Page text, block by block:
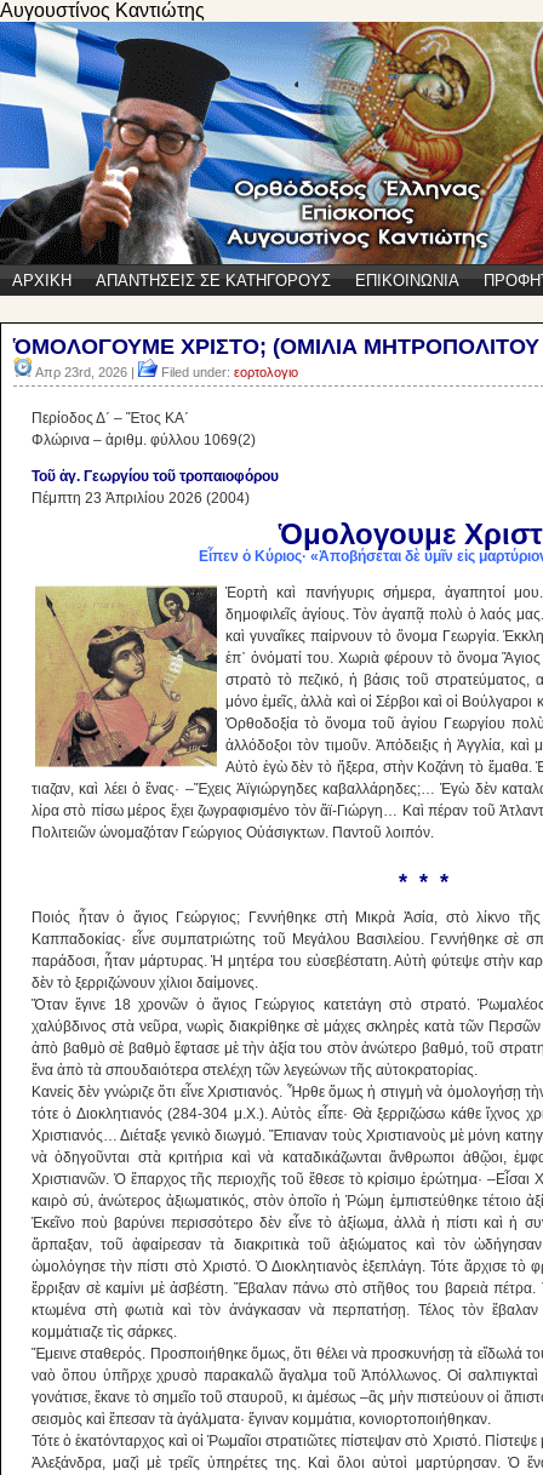
Αυγουστίνος Καντιώτης
ΑΡΧΙΚΗ ΑΠΑΝΤΗΣΕΙΣ ΣΕ ΚΑΤΗΓΟΡΟΥΣ ΕΠΙΚΟΙΝΩΝΙΑ
ὉΜΟΛΟΓΟΥΜΕ ΧΡΙΣΤΟ; (ΟΜΙΛΙΑ ΜΗΤΡΟΠΟΛΙΤΟΥ
Απρ 23rd, 2026 | Filed under: εορτολογιο
Περίοδος Δ΄ – Ἔτος ΚΑ΄
Φλώρινα – ἀριθμ. φύλλου 1069(2)
Τοῦ ἁγ. Γεωργίου τοῦ τροπαιοφόρου
Πέμπτη 23 Ἀπριλίου 2026 (2004)
Ὁμολογουμε
Εἶπεν ὁ Κύριος· «Ἀποβήσεται δὲ ὑμῖν εἰς
Ἑορτὴ καὶ πανήγυρις σήμερα, ἀγαπητοί
δημοφιλεῖς ἁγίους. Τὸν ἀγαπᾷ πολὺ ὁ λαός
καὶ γυναῖκες παίρνουν τὸ ὄνομα Γεωργία.
ἐπ᾿ ὀνόματί του. Χωριὰ φέρουν τὸ ὄνομα
στρατὸ τὸ πεζικό, ἡ βάσις τοῦ στρατεύματος,
μόνο ἐμεῖς, ἀλλὰ καὶ οἱ Σέρβοι καὶ οἱ
Ὀρ­θοδοξία τὸ ὄνομα τοῦ ἁγίου Γεωργίου πολὺ
ἀλλό­δοξοι τὸν τιμοῦν. Ἀπόδειξις ἡ Ἀγγλία, καὶ
Αὐτὸ ἐγὼ δὲν τὸ ἤξερα, στὴν Κοζάνη τὸ
τιαζαν, καὶ λέει ὁ ἕνας· –Ἔχεις Ἁϊγιώργηδες καβαλλάρηδες;… Ἐγὼ δὲν
λίρα στὸ πίσω μέ­ρος ἔχει ζωγραφισμένο τὸν ἅϊ-Γιώργη… Καὶ πέραν τοῦ
Πολιτειῶν ὠνομαζόταν Γεώρ­γιος Οὐάσιγκτων. Παντοῦ λοιπόν.
* * *
Ποιός ἦταν ὁ ἅγιος Γεώργιος; Γεννήθηκε στὴ Μικρὰ Ἀσία, στὸ λίκνο
Καππαδοκίας· εἶνε συμπατριώτης τοῦ Μεγάλου Βασιλείου. Γεννήθηκε σὲ
παράδοσι, ἦταν μάρτυρας. Ἡ μητέρα του εὐσεβέστατη. Αὐτὴ φύτεψε στὴν
δὲν τὸ ξερριζώνουν χίλιοι δαίμονες.
Ὅταν ἔγινε 18 χρονῶν ὁ ἅγιος Γεώργιος κα­τετάγη στὸ στρατό.
χαλύβδινος στὰ νεῦ­ρα, νωρὶς διακρίθηκε σὲ μάχες σκληρὲς κατὰ τῶν
ἀπὸ βαθμὸ σὲ βαθμὸ ἔφτασε μὲ τὴν ἀξία του στὸν ἀνώτερο βαθμό, τοῦ
ἕνα ἀπὸ τὰ σπουδαιότερα στελέχη τῶν λεγεώνων τῆς αὐτοκρατορίας.
Κανείς δὲν γνώριζε ὅτι εἶνε Χριστιανός. Ἦρ­θε ὅμως ἡ στιγμὴ νὰ ὁμολογήσῃ
τότε ὁ Διοκλητιανός (284-304 μ.Χ.). Αὐτὸς εἶπε· Θὰ ξερριζώσω κάθε ἴχνος
Χριστιανός… Διέταξε γενικὸ διωγμό. Ἔπιαναν τοὺς Χριστιανοὺς μὲ μόνη
νὰ ὁδηγοῦνται στὰ κριτήρια καὶ νὰ καταδικάζων­ται ἄνθρωποι ἀθῷοι,
Χριστιανῶν. Ὁ ἔπαρχος τῆς περιοχῆς τοῦ ἔθεσε τὸ κρίσιμο ἐρώτημα· –Εἶσαι
καιρὸ σύ, ἀνώτερος ἀξιωματικός, στὸν ὁποῖο ἡ Ῥώμη ἐμπιστεύθηκε τέτοιο
Ἐκεῖνο ποὺ βαρύνει περισσότερο δὲν εἶνε τὸ ἀξίωμα, ἀλ­λὰ ἡ πίστι καὶ ἡ
ἅρπαξαν, τοῦ ἀφαίρεσαν τὰ διακριτικὰ τοῦ ἀξιώματος καὶ τὸν
ὡμολόγησε τὴν πίστι στὸ Χριστό. Ὁ Διοκλητιανὸς ἐξεπλάγη. Τότε ἄρχισε τὸ
ἔρριξαν σὲ καμίνι μὲ ἀσβέ­στη. Ἔβαλαν πάνω στὸ στῆθος του βαρειὰ
κτωμένα στὴ φωτιὰ καὶ τὸν ἀνάγκασαν νὰ περ­πατήσῃ. Τέλος τὸν
κομμάτιαζε τὶς σάρκες.
Ἔμεινε σταθερός. Προσποιήθηκε ὅμως, ὅ­τι θέλει νὰ προσκυνήσῃ τὰ εἴδωλά
ναὸ ὅπου ὑπῆρχε χρυσὸ παρακαλῶ ἄγαλμα τοῦ Ἀπόλλωνος. Οἱ σαλπιγκταὶ
γονάτισε, ἔκανε τὸ σημεῖο τοῦ σταυροῦ, κι ἀμέσως –ἂς μὴν πιστεύ­ουν οἱ
σεισμὸς καὶ ἔπεσαν τὰ ἀγάλματα· ἔγιναν κομμάτια, κονιορτοποιήθηκαν.
Τότε ὁ ἑκατόνταρχος καὶ οἱ Ῥωμαῖοι στρατιῶτες πίστεψαν στὸ Χριστό.
Ἀλεξάνδρα, μαζὶ μὲ τρεῖς ὑπηρέτες της. Καὶ ὅλοι αὐτοὶ μαρτύρησαν. Ὁ